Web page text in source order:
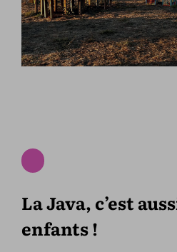
La Java, c’est
enfants !